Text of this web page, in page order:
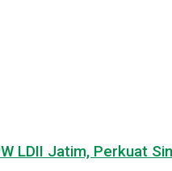
LDII Jatim, Perkuat